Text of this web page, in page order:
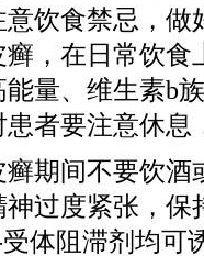
饮食禁忌，做
，在日常饮食
量、维生素b
者要注意休息
期间不要饮酒
过度紧张，保
体阻滞剂均可